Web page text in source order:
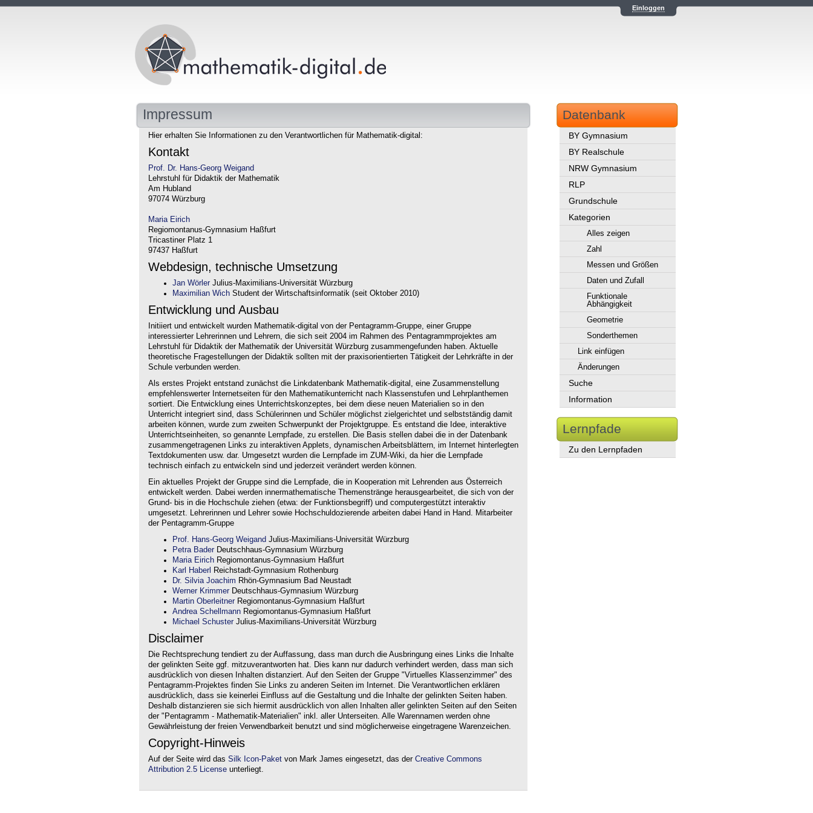
Einloggen
Impressum
Hier erhalten Sie Informationen zu den Verantwortlichen für Mathematik-digital:
Kontakt
Prof. Dr. Hans-Georg Weigand
Lehrstuhl für Didaktik der Mathematik
Am Hubland
97074 Würzburg
Maria Eirich
Regiomontanus-Gymnasium Haßfurt
Tricastiner Platz 1
97437 Haßfurt
Webdesign, technische Umsetzung
Jan Wörler Julius-Maximilians-Universität Würzburg
Maximilian Wich Student der Wirtschaftsinformatik (seit Oktober 2010)
Entwicklung und Ausbau
Initiiert und entwickelt wurden Mathematik-digital von der Pentagramm-Gruppe, einer Gruppe
interessierter Lehrerinnen und Lehrern, die sich seit 2004 im Rahmen des Pentagrammprojektes am
Lehrstuhl für Didaktik der Mathematik der Universität Würzburg zusammengefunden haben. Aktuelle
theoretische Fragestellungen der Didaktik sollten mit der praxisorientierten Tätigkeit der Lehrkräfte in der
Schule verbunden werden.
Als erstes Projekt entstand zunächst die Linkdatenbank Mathematik-digital, eine Zusammenstellung
empfehlenswerter Internetseiten für den Mathematikunterricht nach Klassenstufen und Lehrplanthemen
sortiert. Die Entwicklung eines Unterrichtskonzeptes, bei dem diese neuen Materialien so in den
Unterricht integriert sind, dass Schülerinnen und Schüler möglichst zielgerichtet und selbstständig damit
arbeiten können, wurde zum zweiten Schwerpunkt der Projektgruppe. Es entstand die Idee, interaktive
Unterrichtseinheiten, so genannte Lernpfade, zu erstellen. Die Basis stellen dabei die in der Datenbank
zusammengetragenen Links zu interaktiven Applets, dynamischen Arbeitsblättern, im Internet hinterlegten
Textdokumenten usw. dar. Umgesetzt wurden die Lernpfade im ZUM-Wiki, da hier die Lernpfade
technisch einfach zu entwickeln sind und jederzeit verändert werden können.
Ein aktuelles Projekt der Gruppe sind die Lernpfade, die in Kooperation mit Lehrenden aus Österreich
entwickelt werden. Dabei werden innermathematische Themenstränge herausgearbeitet, die sich von der
Grund- bis in die Hochschule ziehen (etwa: der Funktionsbegriff) und computergestützt interaktiv
umgesetzt. Lehrerinnen und Lehrer sowie Hochschuldozierende arbeiten dabei Hand in Hand. Mitarbeiter
der Pentagramm-Gruppe
Prof. Hans-Georg Weigand Julius-Maximilians-Universität Würzburg
Petra Bader Deutschhaus-Gymnasium Würzburg
Maria Eirich Regiomontanus-Gymnasium Haßfurt
Karl Haberl
Reichstadt-Gymnasium Rothenburg
Dr. Silvia Joachim Rhön-Gymnasium Bad Neustadt
Werner Krimmer Deutschhaus-Gymnasium Würzburg
Martin Oberleitner Regiomontanus-Gymnasium Haßfurt
Andrea Schellmann Regiomontanus-Gymnasium Haßfurt
Michael Schuster Julius-Maximilians-Universität Würzburg
Disclaimer
Die Rechtsprechung tendiert zu der Auffassung, dass man durch die Ausbringung eines Links die Inhalte
der gelinkten Seite ggf. mitzuverantworten hat. Dies kann nur dadurch verhindert werden, dass man sich
ausdrücklich von diesen Inhalten distanziert. Auf den Seiten der Gruppe "Virtuelles Klassenzimmer" des
Pentagramm-Projektes finden Sie Links zu anderen Seiten im Internet. Die Verantwortlichen erklären
ausdrücklich, dass sie keinerlei Einfluss auf die Gestaltung und die Inhalte der gelinkten Seiten haben.
Deshalb distanzieren sie sich hiermit ausdrücklich von allen Inhalten aller gelinkten Seiten auf den Seiten
der "Pentagramm - Mathematik-Materialien" inkl. aller Unterseiten. Alle Warennamen werden ohne
Gewährleistung der freien Verwendbarkeit benutzt und sind möglicherweise eingetragene Warenzeichen.
Copyright-Hinweis
Auf der Seite wird das Silk Icon-Paket von Mark James eingesetzt, das der Creative Commons
Attribution 2.5 License unterliegt.
Datenbank
BY Gymnasium
BY Realschule
NRW Gymnasium
RLP
Grundschule
Kategorien
Alles zeigen
Zahl
Messen und Größen
Daten und Zufall
Funktionale
Abhängigkeit
Geometrie
Sonderthemen
Link einfügen
Änderungen
Suche
Information
Lernpfade
Zu den Lernpfaden